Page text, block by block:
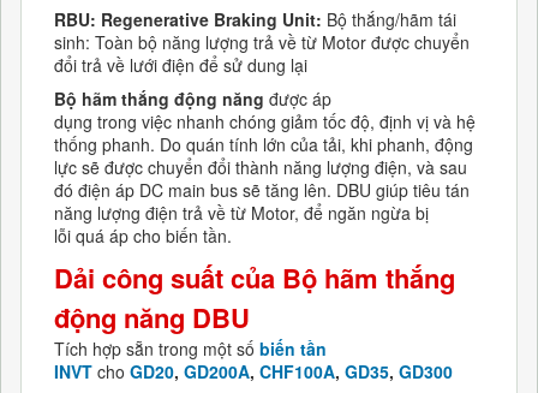
RBU: Regenerative Braking Unit: Bộ thắng/hãm tái
sinh: Toàn bộ năng lượng trả về từ Motor được chuyển
đổi trả về lưới điện để sử dung lại
Bộ hãm thắng động năng được áp
dụng trong việc nhanh chóng giảm tốc độ, định vị và hệ
thống phanh. Do quán tính lớn của tải, khi phanh, động
lực sẽ được chuyển đổi thành năng lượng điện, và sau
đó điện áp DC main bus sẽ tăng lên. DBU giúp tiêu tán
năng lượng điện trả về từ Motor, để ngăn ngừa bị
lỗi quá áp cho biến tần.
Dải công suấtcủa Bộ hãm thắng
động năng DBU
Tích hợp sẵn trong một số biến tần
INVT cho GD20, GD200A, CHF100A, GD35, GD300